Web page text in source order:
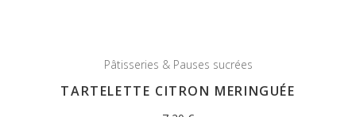
Pâtisseries & Pauses sucrées
TARTELETTE CITRON MERINGUÉE